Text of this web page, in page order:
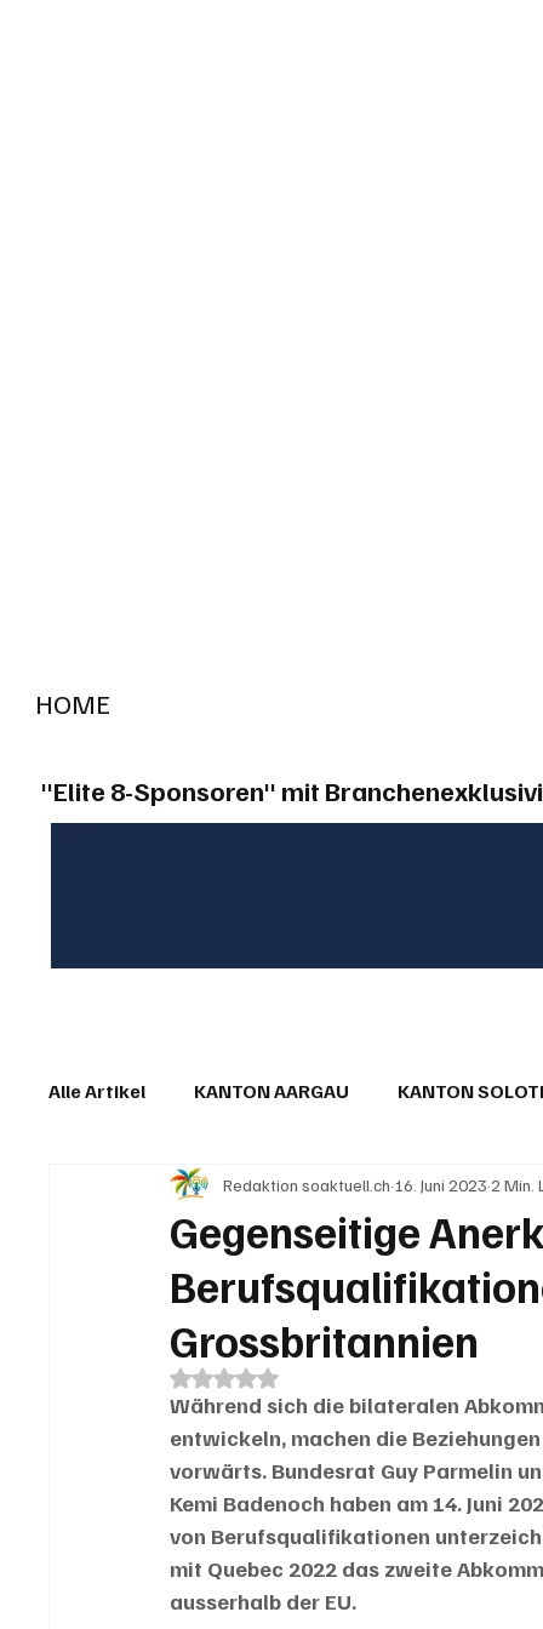
HOME
"Elite 8-Sponsoren" mit
Alle Artikel KANTON AARGAU KANTON
IN EIGENER SACHE KOMMENTARE
Gegenseitige
Grossbritannien
Redaktion soaktuell.ch 16. Juni 2023 2 Min.
Mit NaN von 5 Sternen bewertet.
Während sich die bilateralen
entwickeln, machen die
vorwärts. Bundesrat Guy Parmelin
Kemi Badenoch haben am 14. Juni
von Berufsqualifikationen
mit Quebec 2022 das zweite
ausserhalb der EU.